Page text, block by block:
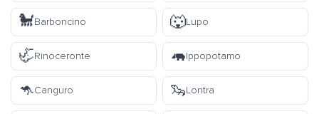
🐩Barboncino 🐺Lupo
🦏Rinoceronte 🦛Ippopotamo
🦘Canguro 🦦Lontra